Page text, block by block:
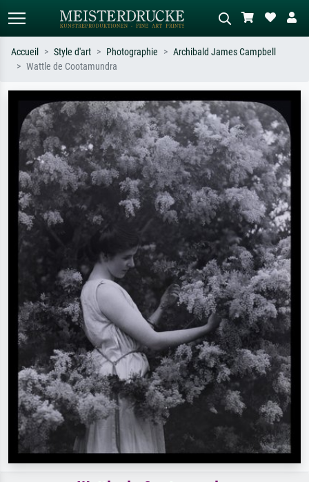
Recherchez par artiste, titre ou style –
ex. Monet, Nuit étoilée,
impressionnisme, vague de Hokusai,
nu.
Décrivez la scène – ex. prairie verte,
abstrait avec beaucoup de rouge,
tableau sombre, nu debout près d'un
arbre.
Accueil Style d'art Photographie
Archibald James Campbell
Wattle de Cootamundra